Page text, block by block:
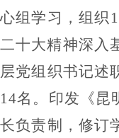
心组学习，组织
二十大精神深入
层党组织书记述
14名。印发《昆
长负责制，修订